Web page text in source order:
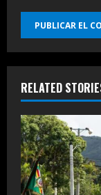
RELATED